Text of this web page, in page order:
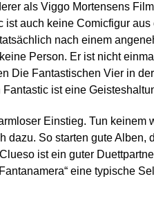
als Viggo Mortensens
auch keine Comicfigur
nach einem
Person. Er ist nicht
Die Fantastischen Vier in
ist eine
Einstieg. Tun
dazu. So starten gute Alben,
ist ein guter
eine typische